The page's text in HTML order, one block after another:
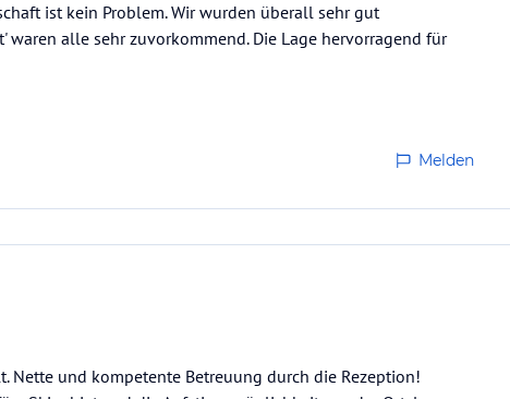
ist kein Problem. Wir wurden überall sehr gut
waren alle sehr zuvorkommend. Die Lage hervorragend für
Melden
Nette und kompetente Betreuung durch die Rezeption!